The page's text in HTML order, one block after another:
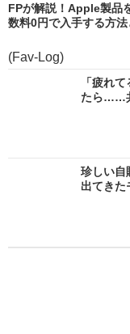
FPが解説！Apple製品
数料0円で入手する方法
(Fav-Log)
「疲れ
たら……
珍しい
出てきた